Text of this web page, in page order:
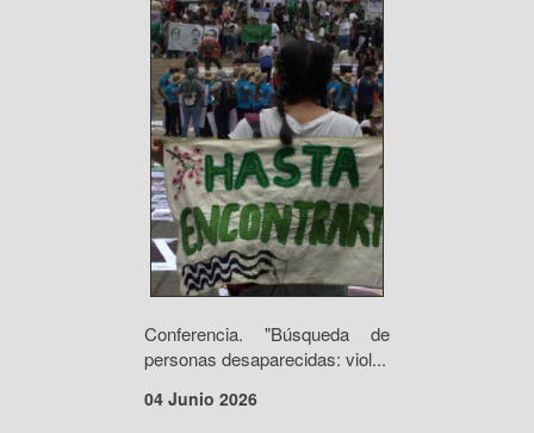
Conferencia. "Búsqueda de
personas desaparecidas: viol...
04 Junio 2026